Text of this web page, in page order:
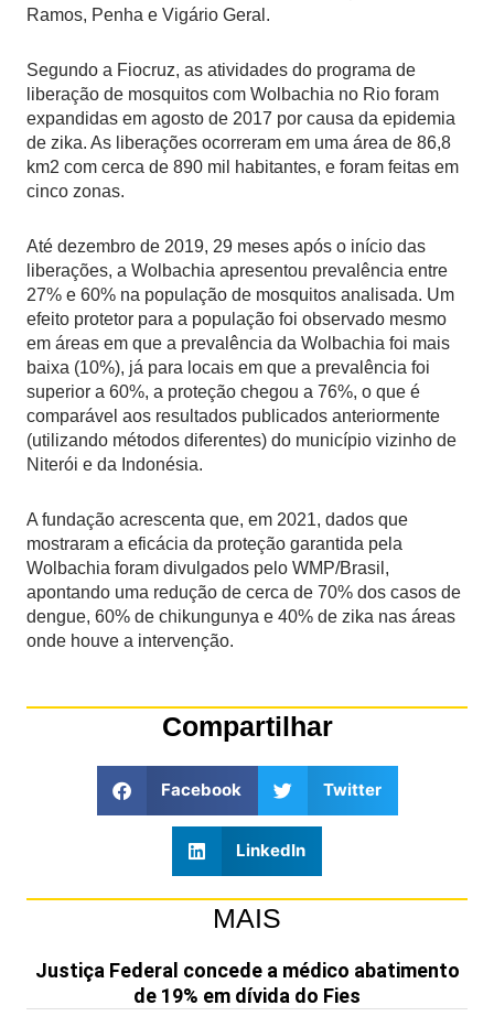
Ramos, Penha e Vigário Geral.
Segundo a Fiocruz, as atividades do programa de
liberação de mosquitos com Wolbachia no Rio foram
expandidas em agosto de 2017 por causa da epidemia
de zika. As liberações ocorreram em uma área de 86,8
km2 com cerca de 890 mil habitantes, e foram feitas em
cinco zonas.
Até dezembro de 2019, 29 meses após o início das
liberações, a Wolbachia apresentou prevalência entre
27% e 60% na população de mosquitos analisada. Um
efeito protetor para a população foi observado mesmo
em áreas em que a prevalência da Wolbachia foi mais
baixa (10%), já para locais em que a prevalência foi
superior a 60%, a proteção chegou a 76%, o que é
comparável aos resultados publicados anteriormente
(utilizando métodos diferentes) do município vizinho de
Niterói e da Indonésia.
A fundação acrescenta que, em 2021, dados que
mostraram a eficácia da proteção garantida pela
Wolbachia foram divulgados pelo WMP/Brasil,
apontando uma redução de cerca de 70% dos casos de
dengue, 60% de chikungunya e 40% de zika nas áreas
onde houve a intervenção.
Compartilhar
Facebook Twitter
LinkedIn
MAIS
Justiça Federal concede a médico abatimento
de 19% em dívida do Fies